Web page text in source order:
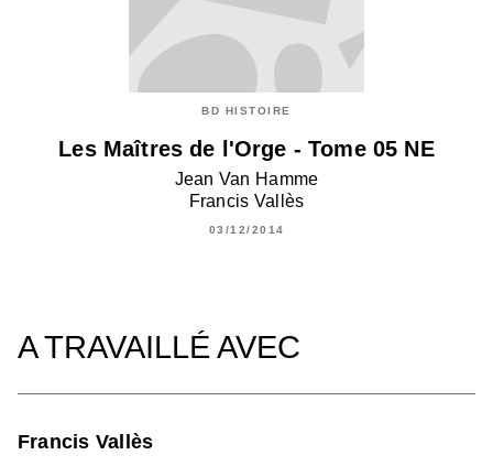
BD HISTOIRE
Les Maîtres de l'Orge - Tome 05 NE
Jean Van Hamme
Francis Vallès
03/12/2014
A TRAVAILLÉ AVEC
Francis Vallès